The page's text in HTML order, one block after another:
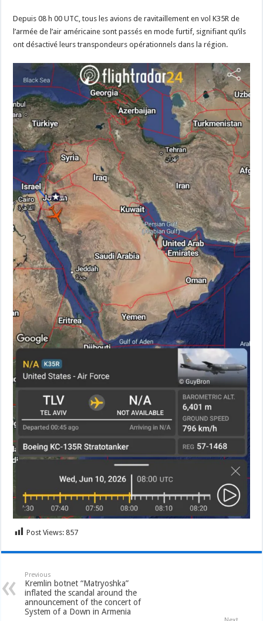
Depuis 08 h 00 UTC, tous les avions de ravitaillement en vol K35R de
l’armée de l’air américaine sont passés en mode furtif, signifiant qu’ils
ont désactivé leurs transpondeurs opérationnels dans la région.
Post Views: 857
Previous
Kremlin botnet “Matryoshka”
inflated the scandal around the
announcement of the concert of
System of a Down in Armenia